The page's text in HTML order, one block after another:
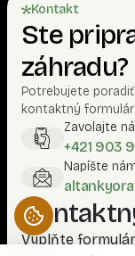
Kontakt
Ste
záhradu?
Potrebujete
kontaktný
Zavolajte
+421 903
Napíšte
Vyplňte